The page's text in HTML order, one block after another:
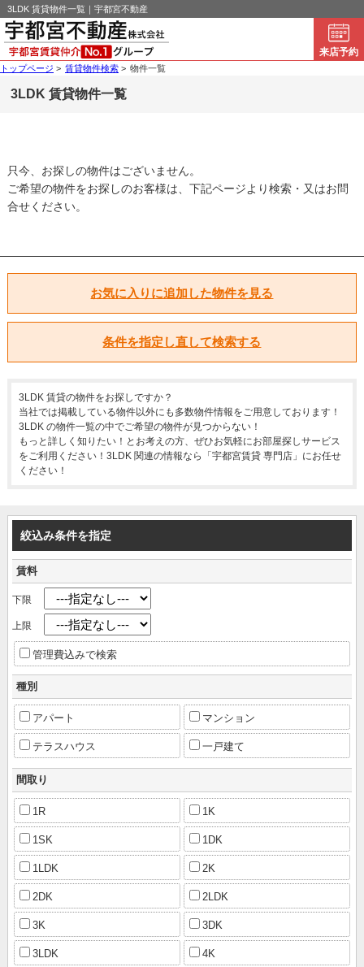
3LDK 賃貸物件一覧｜宇都宮不動産
来店予約
トップページ > 賃貸物件検索 > 物件一覧
3LDK 賃貸物件一覧
只今、お探しの物件はございません。
ご希望の物件をお探しのお客様は、下記ページより検索・又はお問
合せください。
お気に入りに追加した物件を見る
条件を指定し直して検索する
3LDK 賃貸の物件をお探しですか？
当社では掲載している物件以外にも多数物件情報をご用意しております！
3LDK の物件一覧の中でご希望の物件が見つからない！
もっと詳しく知りたい！とお考えの方、ぜひお気軽にお部屋探しサービス
をご利用ください！3LDK 関連の情報なら「宇都宮賃貸 専門店」にお任せ
ください！
絞込み条件を指定
賃料
下限
上限
管理費込みで検索
種別
アパート マンション
テラスハウス 一戸建て
間取り
1R 1K
1SK 1DK
1LDK 2K
2DK 2LDK
3K 3DK
3LDK 4K